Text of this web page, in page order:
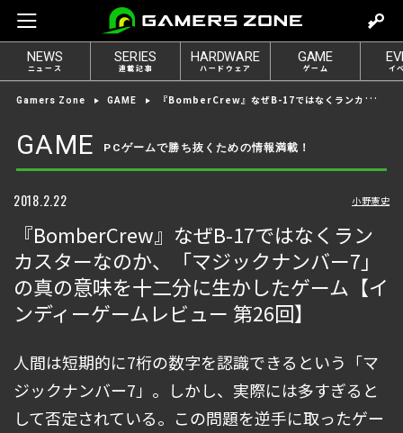
e
t
o
g
n
NEWS
ニュース
SERIES
連載記事
HARDWARE
ハードウェア
GAME
ゲーム イ
Gamers Zone GAME 『BomberCrew』なぜB-17ではなくランカスターなのか、「マジックナンバー7」の真の意味を十二分に生かしたゲーム【インディーゲームレビュー 第26回】
GAME PCゲームで勝ち抜くための情報満載！
2018.2.22 小野憲史
『BomberCrew』なぜB-17ではなくラン
カスターなのか、「マジックナンバー7」
の真の意味を十二分に生かしたゲーム【イ
ンディーゲームレビュー 第26回】
人間は短期的に7桁の数字を認識できるという「マ
ジックナンバー7」。しかし、実際には多すぎると
して否定されている。この問題を逆手に取ったゲー